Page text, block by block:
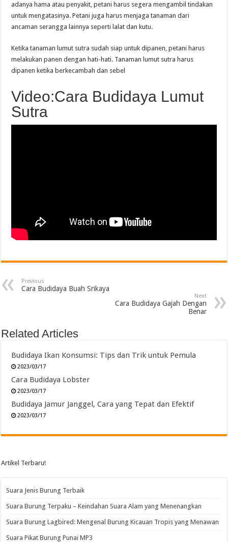
adanya hama atau penyakit, petani harus segera mengambil tindakan
untuk mengatasinya. Petani juga harus menjaga tanaman dari
ancaman serangga lainnya seperti lalat dan kutu.
Ketika tanaman lumut sutra sudah siap untuk dipanen, petani harus
melakukan panen dengan hati-hati. Tanaman lumut sutra harus
dipanen ketika berkecambah dan sebel
Video:Cara Budidaya Lumut
Sutra
Previous
Cara Budidaya Buah Srikaya
Next
Cara Budidaya Gajah Dengan
Benar
Related Articles
Budidaya Ikan Konsumsi: Tips dan Trik untuk Pemula
2023/03/17
Cara Budidaya Lobster
2023/03/17
Budidaya Jamur Janggel, Cara yang Tepat dan Efektif
2023/03/17
Artikel Terbaru!
Suara Jenis Burung Terbaik
Suara Burung Terpaku – Keindahan Suara Alam yang Menenangkan
Suara Burung Lagbired: Mengenal Burung Kicauan Tropis yang Menawan
Suara Pikat Burung Punai MP3